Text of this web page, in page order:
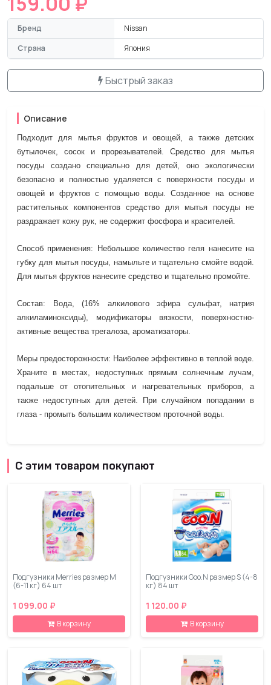
Бренд
Nissan
Страна
Япония
Быстрый заказ
Описание
Подходит для мытья фруктов и овощей, а также детских
бутылочек, сосок и прорезывателей. Средство для мытья
посуды создано специально для детей, оно экологически
безопасно и полностью удаляется с поверхности посуды и
овощей и фруктов с помощью воды. Созданное на основе
растительных компонентов средство для мытья посуды не
раздражает кожу рук, не содержит фосфора и красителей.
Способ применения: Небольшое количество геля нанесите на
губку для мытья посуды, намыльте и тщательно смойте водой.
Для мытья фруктов нанесите средство и тщательно промойте.
Состав: Вода, (16% алкилового эфира сульфат, натрия
алкиламиноксиды), модификаторы вязкости, поверхностно-
активные вещества трегалоза, ароматизаторы.
Меры предосторожности: Наиболее эффективно в теплой воде.
Храните в местах, недоступных прямым солнечным лучам,
подальше от отопительных и нагревательных приборов, а
также недоступных для детей. При случайном попадании в
глаза - промыть большим количеством проточной воды.
С этим товаром покупают
Подгузники Merries размер М
(6-11 кг) 64 шт
1 099.00 ₽
В корзину
Подгузники Goo.N размер S (4-8
кг) 84 шт
1 120.00 ₽
В корзину